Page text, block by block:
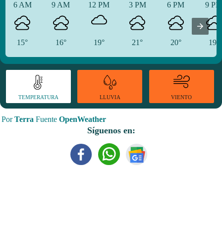
6 AM
15°
9 AM
16°
12 PM
19°
3 PM
21°
6 PM
20°
9
19°
TEMPERATURA LLUVIA VIENTO
PorTerra Fuente OpenWeather
Síguenos en: